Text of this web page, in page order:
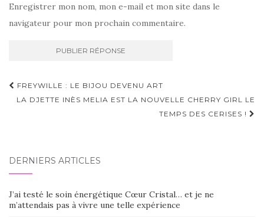
Enregistrer mon nom, mon e-mail et mon site dans le
navigateur pour mon prochain commentaire.
Navigation
d'article
FREYWILLE : LE BIJOU DEVENU ART
LA DJETTE INÈS MELIA EST LA NOUVELLE CHERRY GIRL LE
TEMPS DES CERISES !
DERNIERS ARTICLES
J’ai testé le soin énergétique Cœur Cristal… et je ne
m’attendais pas à vivre une telle expérience